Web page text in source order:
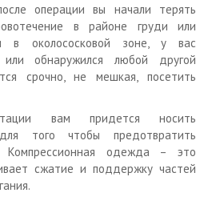
операции вы начали терять
в районе груди или
в околососковой зоне, у вас
или обнаружился любой другой
срочно, не мешкая, посетить
вам придется носить
того чтобы предотвратить
Компрессионная одежда – это
сжатие и поддержку частей